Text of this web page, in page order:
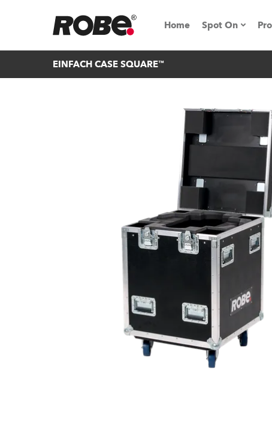
Home Spot On
NRG (Next
Germany
Tipps,
RoboSpot
Robe On
Robe On The
Robe
ProMotion
EINFACH CASE SQUARE™